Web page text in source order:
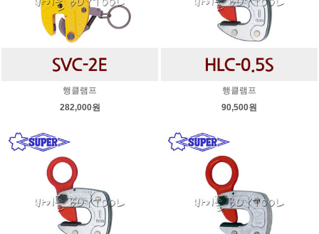
행클램프
282,000원
행클램프
90,500원